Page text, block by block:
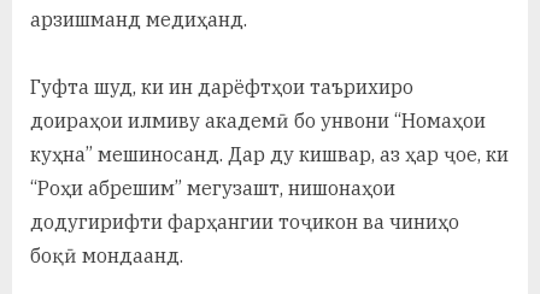
арзишманд медиҳанд.
Гуфта шуд, ки ин дарёфтҳои таърихиро
доираҳои илмиву академӣ бо унвони “Номаҳои
куҳна” мешиносанд. Дар ду кишвар, аз ҳар ҷое, ки
“Роҳи абрешим” мегузашт, нишонаҳои
додугирифти фарҳангии тоҷикон ва чиниҳо
боқӣ мондаанд.